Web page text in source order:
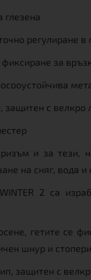
глезена
регулиране в
за
защитен с велкро
и за тези,
на сняг, вода
2 са
гетите се
шнур и
защитен с